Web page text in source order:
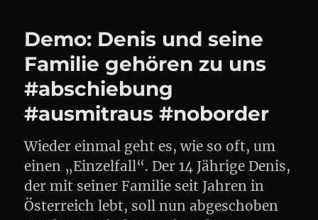
somalische
#noborder
Demo: Denis und seine
Familie gehören zu uns
#abschiebung
#ausmitraus #noborder
Wieder einmal geht es, wie so oft, um
einen „Einzelfall“. Der 14 Jährige Denis,
der mit seiner Familie seit Jahren in
Österreich lebt, soll nun abgeschoben